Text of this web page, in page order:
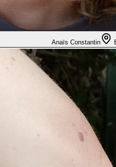
Anaïs Constantin